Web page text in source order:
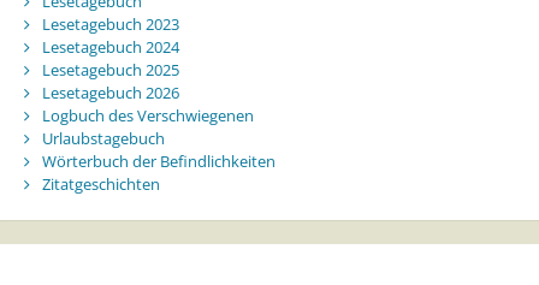
Lesetagebuch 2023
Lesetagebuch 2024
Lesetagebuch 2025
Lesetagebuch 2026
Logbuch des Verschwiegenen
Urlaubstagebuch
Wörterbuch der Befindlichkeiten
Zitatgeschichten